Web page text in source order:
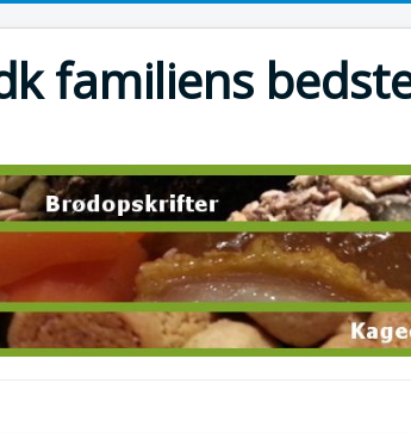
familiens